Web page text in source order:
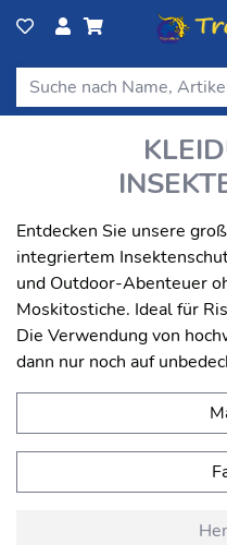
Entdecken Sie unsere
integriertem
und Outdoor-Abenteuer
Moskitostiche. Ideal für
Die Verwendung von
dann nur noch auf